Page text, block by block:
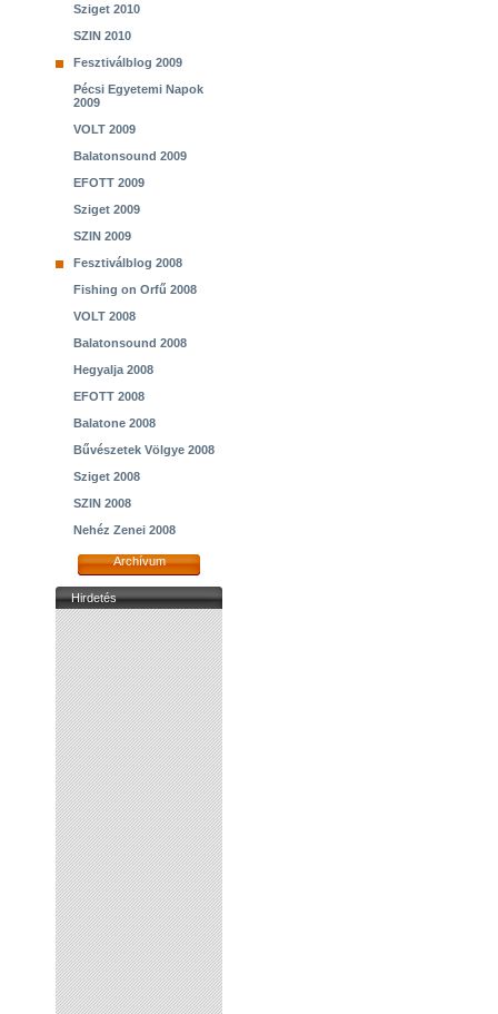
Sziget 2010
SZIN 2010
Fesztiválblog 2009
Pécsi Egyetemi Napok
2009
VOLT 2009
Balatonsound 2009
EFOTT 2009
Sziget 2009
SZIN 2009
Fesztiválblog 2008
Fishing on Orfű 2008
VOLT 2008
Balatonsound 2008
Hegyalja 2008
EFOTT 2008
Balatone 2008
Bűvészetek Völgye 2008
Sziget 2008
SZIN 2008
Nehéz Zenei 2008
Archívum
Hirdetés